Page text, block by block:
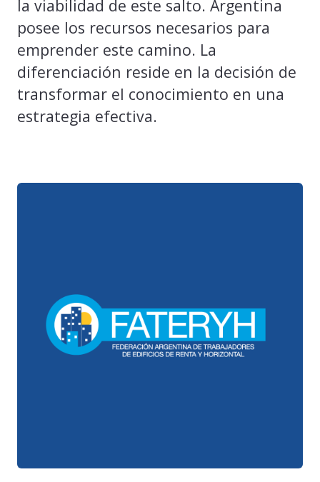
la viabilidad de este salto. Argentina
posee los recursos necesarios para
emprender este camino. La
diferenciación reside en la decisión de
transformar el conocimiento en una
estrategia efectiva.